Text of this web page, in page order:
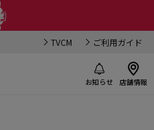
TVCM ご利用ガイド
お知らせ 店舗情報